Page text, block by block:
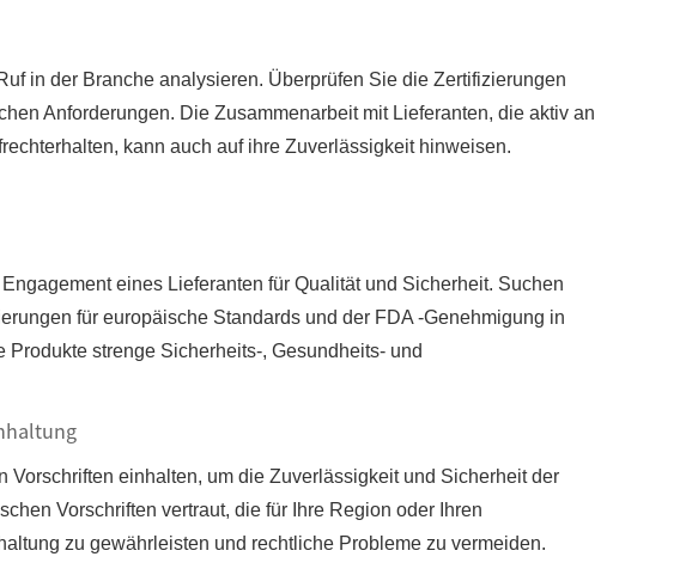
in der Branche analysieren. Überprüfen Sie die Zertifizierungen
Anforderungen. Die Zusammenarbeit mit Lieferanten, die aktiv an
kann auch auf ihre Zuverlässigkeit hinweisen.
eines Lieferanten für Qualität und Sicherheit. Suchen
für europäische Standards und der FDA -Genehmigung in
strenge Sicherheits-, Gesundheits- und
einhalten, um die Zuverlässigkeit und Sicherheit der
Vorschriften vertraut, die für Ihre Region oder Ihren
zu gewährleisten und rechtliche Probleme zu vermeiden.